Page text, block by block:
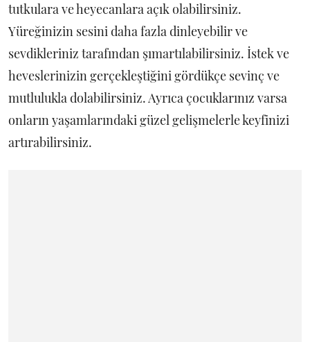
tutkulara ve heyecanlara açık olabilirsiniz.
Yüreğinizin sesini daha fazla dinleyebilir ve
sevdikleriniz tarafından şımartılabilirsiniz. İstek ve
heveslerinizin gerçekleştiğini gördükçe sevinç ve
mutlulukla dolabilirsiniz. Ayrıca çocuklarınız varsa
onların yaşamlarındaki güzel gelişmelerle keyfinizi
artırabilirsiniz.